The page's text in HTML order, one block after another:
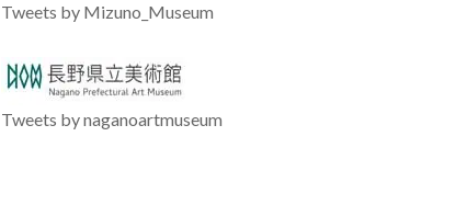
Tweets by Mizuno_Museum
Tweets by naganoartmuseum